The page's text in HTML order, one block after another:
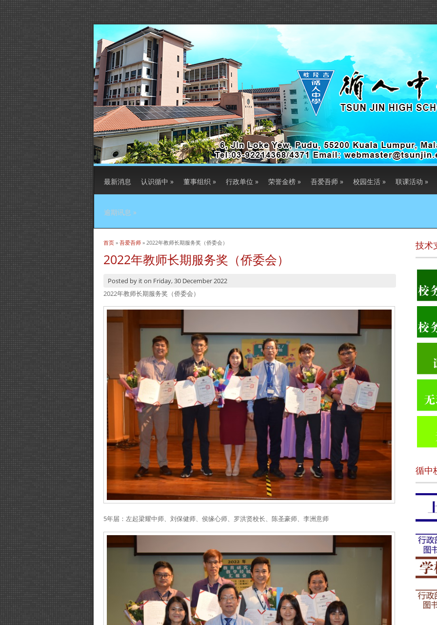
最新消息 认识循中 » 董事组织 » 行政单位 » 荣誉金榜 » 吾爱吾师 » 校园生活 » 联课活动 »
逾期讯息 »
当前位置
首页 » 吾爱吾师 » 2022年教师长期服务奖（侨委会）
2022年教师长期服务奖（侨委会）
Posted by iton Friday, 30 December 2022
2022年教师长期服务奖（侨委会）
5年届：左起梁耀中师、刘保健师、侯缘心师、罗洪贤校长、陈圣豪师、李洲意师
技术
循中